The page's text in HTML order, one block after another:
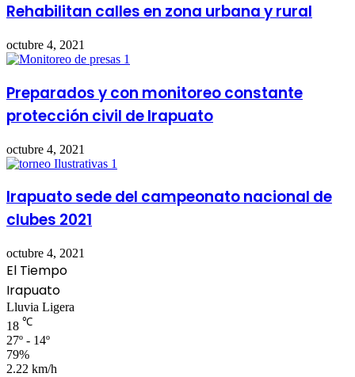
Rehabilitan calles en zona urbana y rural
octubre 4, 2021
Preparados y con monitoreo constante
protección civil de Irapuato
octubre 4, 2021
Irapuato sede del campeonato nacional de
clubes 2021
octubre 4, 2021
El Tiempo
Irapuato
Lluvia Ligera
18 ℃
27º - 14º
79%
2.22 km/h